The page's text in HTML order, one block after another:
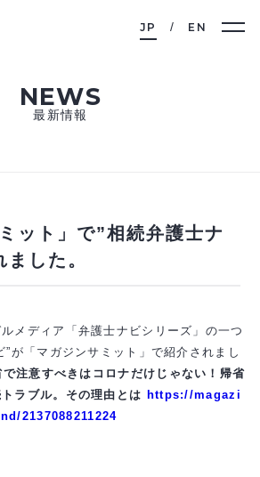
JP EN
NEWS
最新情報
ット」で”相続弁護士ナ
した。
メディア「弁護士ナビシリーズ」の一つ
”が「マガジンサミット」で紹介されまし
注意すべきはコロナだけじゃない！帰省
ラブル。その理由とは https://magazi
2137088211224